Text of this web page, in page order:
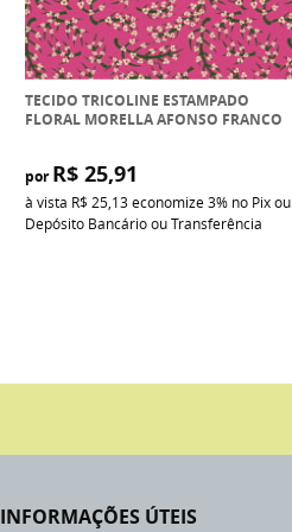
TECIDO TRICOLINE ESTAMPADO
FLORAL MORELLA AFONSO FRANCO
por R$ 25,91
à vista R$ 25,13economize3% no Pix ou
Depósito Bancário ou Transferência
INFORMAÇÕES ÚTEIS